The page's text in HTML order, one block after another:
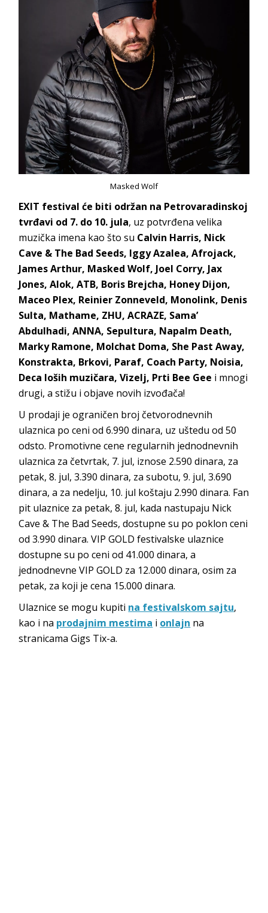
Masked Wolf
EXIT festival će biti održan na Petrovaradinskoj
tvrđavi od 7. do 10. jula, uz potvrđena velika
muzička imena kao što su Calvin Harris, Nick
Cave & The Bad Seeds, Iggy Azalea, Afrojack,
James Arthur, Masked Wolf, Joel Corry, Jax
Jones, Alok, ATB, Boris Brejcha, Honey Dijon,
Maceo Plex, Reinier Zonneveld, Monolink, Denis
Sulta, Mathame, ZHU, ACRAZE, Sama’
Abdulhadi, ANNA, Sepultura, Napalm Death,
Marky Ramone, Molchat Doma, She Past Away,
Konstrakta, Brkovi, Paraf, Coach Party, Noisia,
Deca loših muzičara, Vizelj, Prti Bee Gee i mnogi
drugi, a stižu i objave novih izvođača!
U prodaji je ograničen broj četvorodnevnih
ulaznica po ceni od 6.990 dinara, uz uštedu od 50
odsto. Promotivne cene regularnih jednodnevnih
ulaznica za četvrtak, 7. jul, iznose 2.590 dinara, za
petak, 8. jul, 3.390 dinara, za subotu, 9. jul, 3.690
dinara, a za nedelju, 10. jul koštaju 2.990 dinara. Fan
pit ulaznice za petak, 8. jul, kada nastupaju Nick
Cave & The Bad Seeds, dostupne su po poklon ceni
od 3.990 dinara. VIP GOLD festivalske ulaznice
dostupne su po ceni od 41.000 dinara, a
jednodnevne VIP GOLD za 12.000 dinara, osim za
petak, za koji je cena 15.000 dinara.
Ulaznice se mogu kupiti na festivalskom sajtu,
kao i na prodajnim mestima i onlajn na
stranicama Gigs Tix-a.